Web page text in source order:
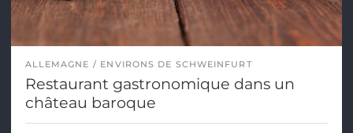
ALLEMAGNE ENVIRONS DE SCHWEINFURT
Restaurant gastronomique dans un
château baroque